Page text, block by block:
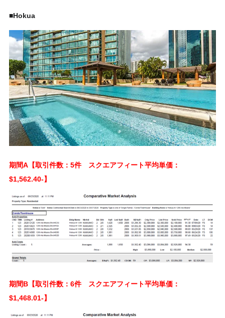
■Hokua
期間A【取引件数：5件 スクエアフィート平均単価：
$1,562.40-】
期間B【取引件数：6件 スクエアフィート平均単価：
$1,468.01-】